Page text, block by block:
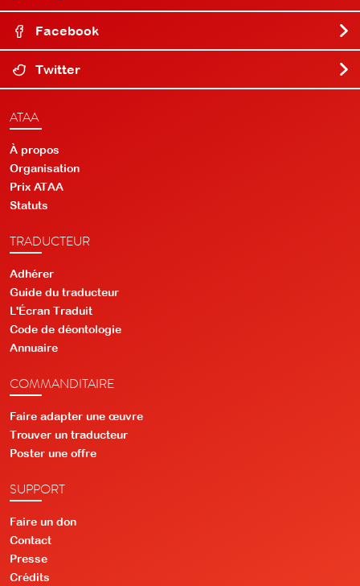
Facebook
Twitter
ATAA
À propos
Organisation
Prix ATAA
Statuts
TRADUCTEUR
Adhérer
Guide du traducteur
L'Écran Traduit
Code de déontologie
Annuaire
COMMANDITAIRE
Faire adapter une œuvre
Trouver un traducteur
Poster une offre
SUPPORT
Faire un don
Contact
Presse
Crédits